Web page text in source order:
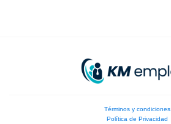
Términos y condiciones
Política de Privacidad